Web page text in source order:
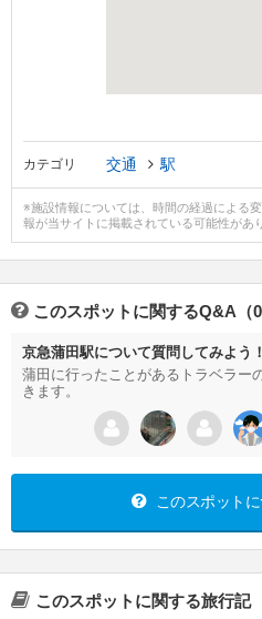
カテゴリ 交通 駅
※施設情報については、時間の経過による
報が当サイトに掲載されている可能性があ
このスポットに関するQ&A（0
京急蒲田駅について質問してみよう！
蒲田に行ったことがあるトラベラー
きます。
このスポット
このスポットに関する旅行記